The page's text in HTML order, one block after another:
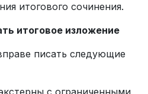
итогового сочинения.
итоговое изложение
писать следующие
с ограниченными